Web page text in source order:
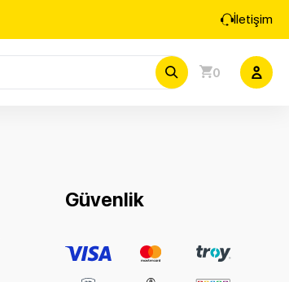
İletişim
0
Güvenlik